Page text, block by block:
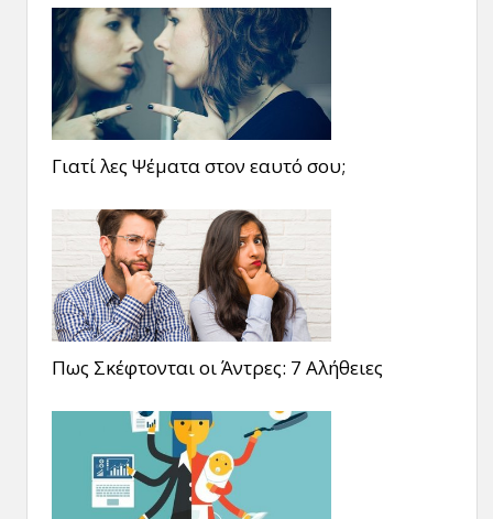
Γιατί λες Ψέματα στον εαυτό σου;
Πως Σκέφτονται οι Άντρες: 7 Αλήθειες